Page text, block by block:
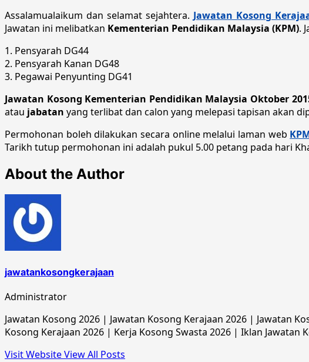
Assalamualaikum dan selamat sejahtera. Jawatan Kosong
Jawatan ini melibatkan Kementerian Pendidikan Malaysia (KPM).
1. Pensyarah DG44
2. Pensyarah Kanan DG48
3. Pegawai Penyunting DG41
Jawatan Kosong Kementerian Pendidikan Malaysia Oktober
atau jabatan yang terlibat dan calon yang melepasi tapisan akan
Permohonan boleh dilakukan secara online melalui laman web
Tarikh tutup permohonan ini adalah pukul 5.00 petang pada hari
About the Author
jawatankosongkerajaan
Administrator
Jawatan Kosong 2026 | Jawatan Kosong Kerajaan 2026 | Jawatan
Kosong Kerajaan 2026 | Kerja Kosong Swasta 2026 | Iklan Jawatan
Visit WebsiteView All Posts